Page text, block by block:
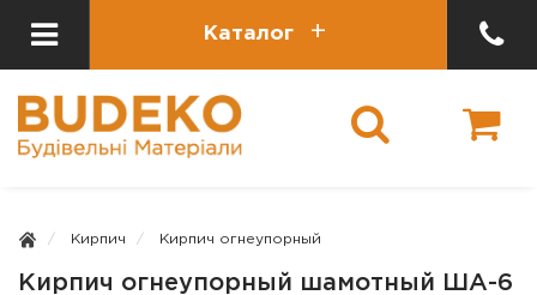
Каталог
Кирпич Кирпич огнеупорный
Кирпич огнеупорный шамотный ША-6